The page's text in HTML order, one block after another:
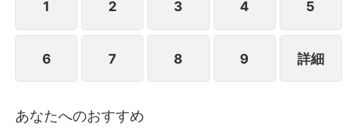
この『ラブデスゲーム』を勝ち残るのは一体誰なの
デスゲームが幕を開ける――！！
1 2 3 4 5
6 7 8 9 詳細
あなたへのおすすめ